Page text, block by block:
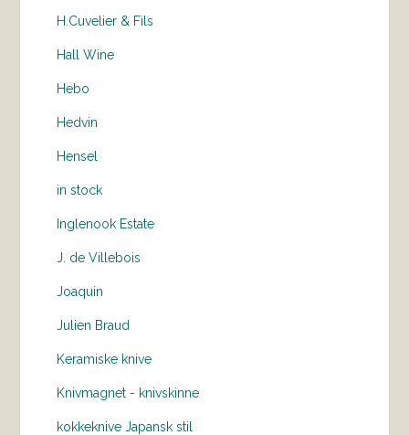
H.Cuvelier & Fils
Hall Wine
Hebo
Hedvin
Hensel
in stock
Inglenook Estate
J. de Villebois
Joaquin
Julien Braud
Keramiske knive
Knivmagnet - knivskinne
kokkeknive Japansk stil